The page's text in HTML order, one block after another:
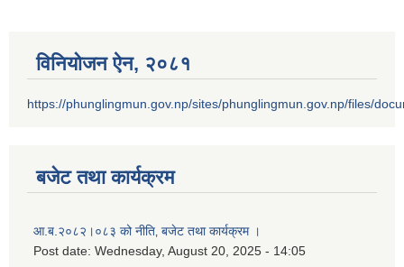
विनियोजन ऐन‚ २०८१
https://phunglingmun.gov.np/sites/phunglingmun.gov.np/files/
बजेट तथा कार्यक्रम
आ.ब.२०८२।०८३ को नीति‚ बजेट तथा कार्यक्रम ।
Post date: Wednesday, August 20, 2025 - 14:05